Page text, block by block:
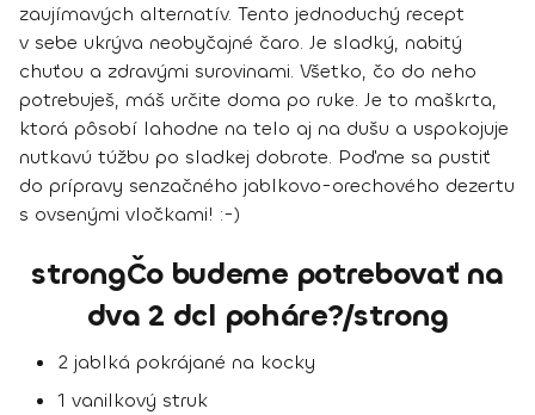
zaujímavých alternatív. Tento jednoduchý recept
v sebe ukrýva neobyčajné čaro. Je sladký, nabitý
chuťou a zdravými surovinami. Všetko, čo do neho
potrebuješ, máš určite doma po ruke. Je to maškrta,
ktorá pôsobí lahodne na telo aj na dušu a uspokojuje
nutkavú túžbu po sladkej dobrote. Poďme sa pustiť
do prípravy senzačného jablkovo-orechového dezertu
s ovsenými vločkami! :-)
strongČo budeme potrebovať na
dva 2 dcl poháre?/strong
2 jablká pokrájané na kocky
1 vanilkový struk